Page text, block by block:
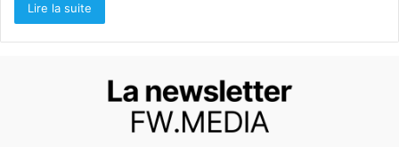
Lire la suite